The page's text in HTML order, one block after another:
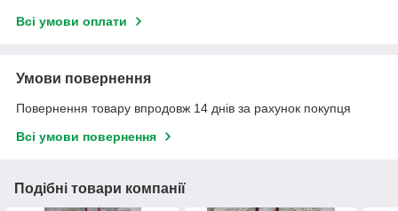
Всі умови оплати
Умови повернення
Повернення товару впродовж 14 днів за рахунок покупця
Всі умови повернення
Подібні товари компанії